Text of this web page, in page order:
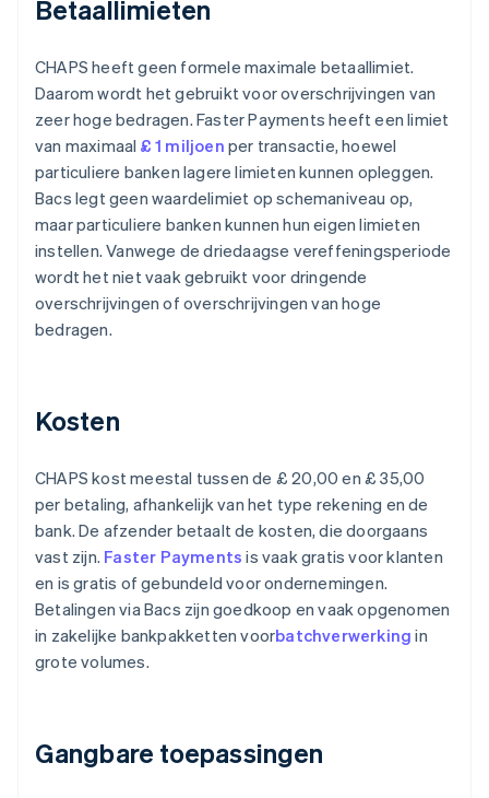
Betaallimieten
CHAPS heeft geen formele maximale betaallimiet.
Daarom wordt het gebruikt voor overschrijvingen van
zeer hoge bedragen. Faster Payments heeft een limiet
van maximaal £ 1 miljoen per transactie, hoewel
particuliere banken lagere limieten kunnen opleggen.
Bacs legt geen waardelimiet op schemaniveau op,
maar particuliere banken kunnen hun eigen limieten
instellen. Vanwege de driedaagse vereffeningsperiode
wordt het niet vaak gebruikt voor dringende
overschrijvingen of overschrijvingen van hoge
bedragen.
Kosten
CHAPS kost meestal tussen de £ 20,00 en £ 35,00
per betaling, afhankelijk van het type rekening en de
bank. De afzender betaalt de kosten, die doorgaans
vast zijn. Faster Payments is vaak gratis voor klanten
en is gratis of gebundeld voor ondernemingen.
Betalingen via Bacs zijn goedkoop en vaak opgenomen
in zakelijke bankpakketten voorbatchverwerking in
grote volumes.
Gangbare toepassingen